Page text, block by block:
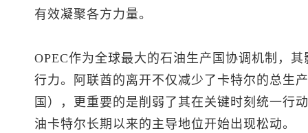
有效凝聚各方力量。
OPEC作为全球最大的石油生产国协调机制，
行力。阿联酋的离开不仅减少了卡特尔的总生
国），更重要的是削弱了其在关键时刻统一行
油卡特尔长期以来的主导地位开始出现松动。